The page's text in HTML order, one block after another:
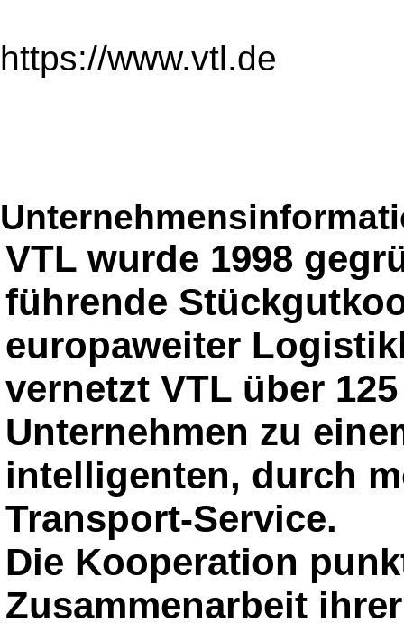
https://www.vtl.de
VTL wurde 1998
führende
europaweiter
vernetzt VTL über
Unternehmen zu
intelligenten, durch
Transport-Service.
Die Kooperation
Zusammenarbeit